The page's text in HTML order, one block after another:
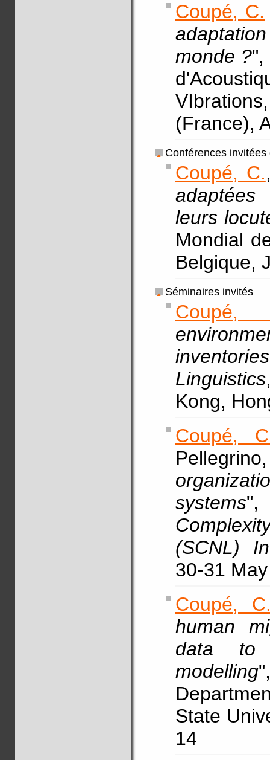
Coupé, C.
monde ?",
(France),
Conférences
Coupé, C.
adaptées
leurs
Mondial
Belgique,
Séminaires invités
Coupé,
inventories
Linguistics
Kong,
Coupé,
systems
(SCNL)
30-31
Coupé,
human
data to
modelling
State
14